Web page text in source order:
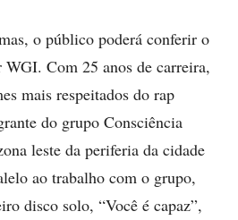
o público poderá conferir o
Com 25 anos de carreira,
mais respeitados do rap
do grupo Consciência
leste da periferia da cidade
ao trabalho com o grupo,
disco solo, “Você é capaz”,